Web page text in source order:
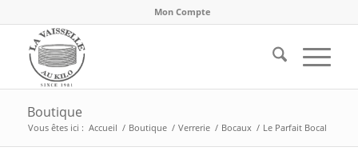
Mon Compte
Boutique
Vous êtes ici : Accueil / Boutique / Verrerie / Bocaux / Le Parfait Bocal